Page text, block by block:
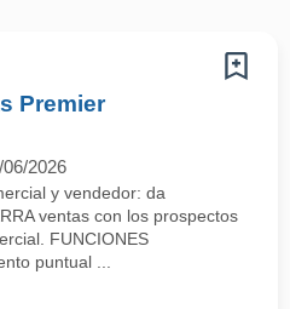
Premier
06/2026
y vendedor: da
ventas con los prospectos
FUNCIONES
puntual ...